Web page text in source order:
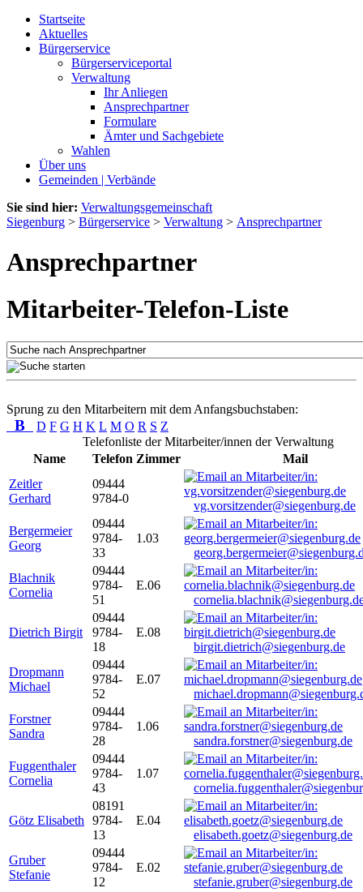
Startseite
Aktuelles
Bürgerservice
Bürgerserviceportal
Verwaltung
Ihr Anliegen
Ansprechpartner
Formulare
Ämter und Sachgebiete
Wahlen
Über uns
Gemeinden | Verbände
Sie sind hier: Verwaltungsgemeinschaft
Siegenburg > Bürgerservice > Verwaltung > Ansprechpartner
Ansprechpartner
Mitarbeiter-Telefon-Liste
Sprung zu den Mitarbeitern mit dem Anfangsbuchstaben:
B D F G H K L M O R S Z
Telefonliste der Mitarbeiter/innen der Verwaltung
Name
Telefon Zimmer
Mail
Zeitler
Gerhard
09444
9784-0
vg.vorsitzender@siegenburg.de
Bergermeier
Georg
09444
9784-
33
1.03
Blachnik
Cornelia
09444
9784-
51
E.06
Dietrich Birgit
09444
9784-
18
E.08
birgit.dietrich@siegenburg.de
Dropmann
Michael
09444
9784-
52
E.07
Forstner
Sandra
09444
9784-
28
1.06
sandra.forstner@siegenburg.de
Fuggenthaler
Cornelia
09444
9784-
43
1.07
Götz Elisabeth
08191
9784-
13
E.04
elisabeth.goetz@siegenburg.de
Gruber
Stefanie
09444
9784-
12
E.02
stefanie.gruber@siegenburg.de